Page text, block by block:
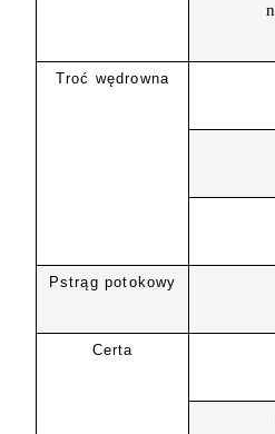
Troć wędrowna
Pstrąg potokowy
Certa